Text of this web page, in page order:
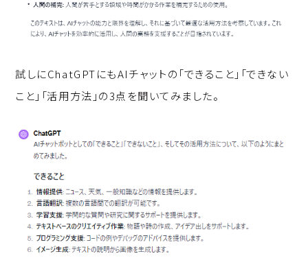
試しにChatGPTにもAIチャットの「できること」「できない
こと」「活用方法」の3点を聞いてみました。